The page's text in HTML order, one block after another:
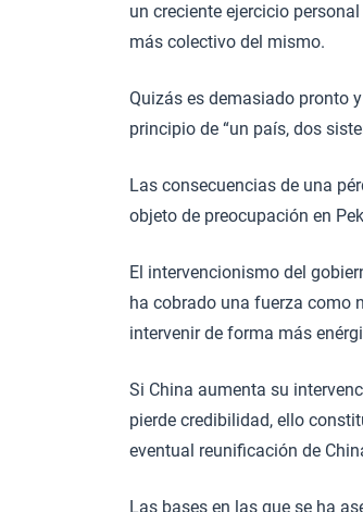
un creciente ejercicio
más colectivo del mismo.
Quizás es demasiado pronto
principio de “un país, dos
Las consecuencias de una
objeto de preocupación en
El intervencionismo del
ha cobrado una fuerza como
intervenir de forma más
Si China aumenta su
pierde credibilidad, ello
eventual reunificación de
Las bases en las que se ha